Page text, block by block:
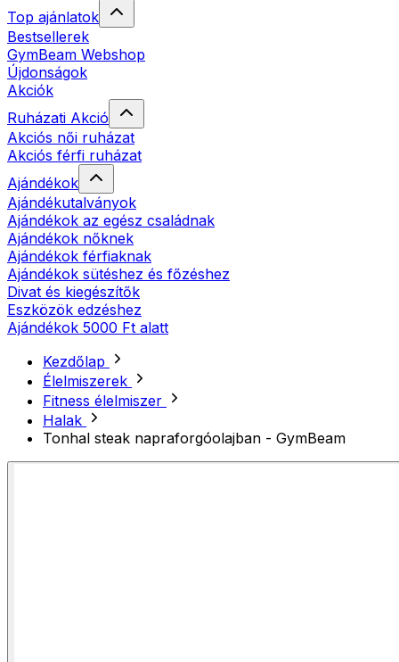
Top ajánlatok
Bestsellerek
GymBeam Webshop
Újdonságok
Akciók
Ruházati Akció
Akciós női ruházat
Akciós férfi ruházat
Ajándékok
Ajándékutalványok
Ajándékok az egész családnak
Ajándékok nőknek
Ajándékok férfiaknak
Ajándékok sütéshez és főzéshez
Divat és kiegészítők
Eszközök edzéshez
Ajándékok 5000 Ft alatt
Kezdőlap
Élelmiszerek
Fitness élelmiszer
Halak
Tonhal steak napraforgóolajban - GymBeam